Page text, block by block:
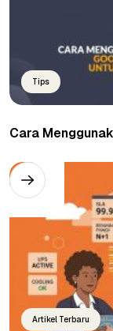
Tips
Cara
Artikel Terbaru